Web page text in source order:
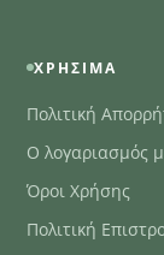
ΧΡΉΣΙΜΑ
Πολιτική
Ο λογαριασμός
Όροι Χρήσης
Πολιτική